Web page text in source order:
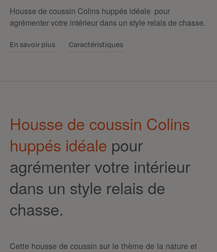
Housse de coussin Colins huppés idéale pour
agrémenter votre intérieur dans un style relais de chasse.
En savoir plus Caractéristiques
Housse de coussin Colins
huppés idéale pour
agrémenter votre intérieur
dans un style relais de
chasse.
Cette housse de coussin sur le thème de la nature et